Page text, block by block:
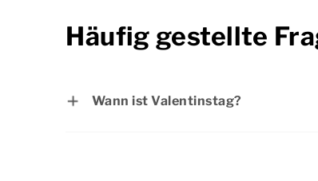
Häufig gestellte
Wann ist Valentinstag?